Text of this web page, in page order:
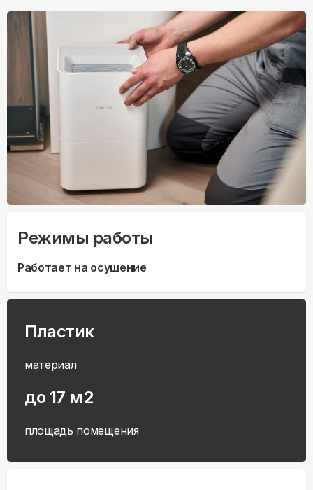
Режимы работы
Работает на осушение
Пластик
материал
до 17 м2
площадь помещения